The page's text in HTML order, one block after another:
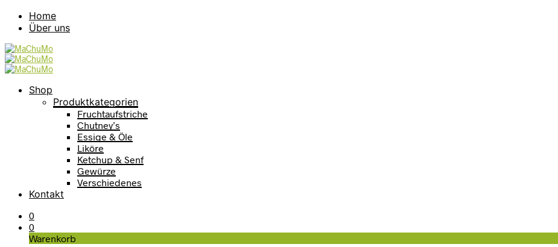
Home
Über uns
Shop
Produktkategorien
Fruchtaufstriche
Chutney’s
Essige & Öle
Liköre
Ketchup & Senf
Gewürze
Verschiedenes
Kontakt
0
0
Warenkorb